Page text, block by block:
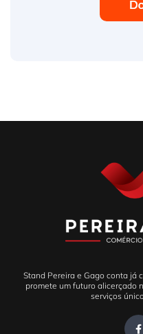
Stand Pereira e Gago conta já
promete um futuro alicerçado
serviços